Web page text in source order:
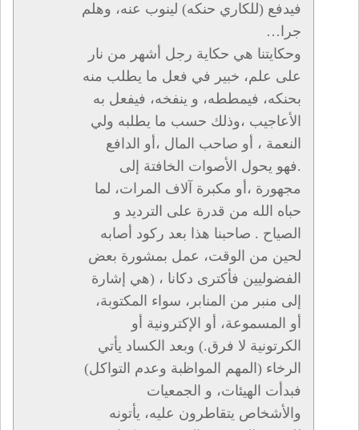
فيدفع (للكاري حنكه) لينوب عنه، وهلم
جرا…
وحكايتنا هي حكاية رجل أشهر من نار
على علم، خبير في فعل ما يطلب منه
بحنكه، فيمططه، و ينفخه، فيفعل به
الأعاجيب ،وذلك حسب ما يطلبه ولي
النعمة ، أو صاحب المال ،أو الدافع
.فهو يحول الأصوات الخافتة إلى
مجهورة ،أو مكبرة آلاف المرات، لما
حباه الله من قدرة على الترديد و
الصياح . صاحبنا هذا بعد ركود أصابه
لحين من الوقت، عمل بمشورة بعض
الفضوليين فأكترى دكانا ، (هي إشارة
إلى منبر من المنابر، سواء المكتوبة،
أو المسموعة، أو الإكترونية أو
الكرتونية لا فرق.) وبعد الكساد يأتي
الرخاء (المهم المواظبة وعدم التواكل)
فبدأت الهيئات، و الجمعيات
والأشخاص يتقاطرون عليه، يأتونه